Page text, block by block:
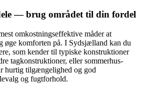
— brug området til din fordel
omkostningseffektive måder at
øge komforten på. I Sydsjælland kan du
som kender til typiske konstruktioner
tagkonstruktioner, eller sommerhus-
hurtig tilgængelighed og god
og fugtforhold.